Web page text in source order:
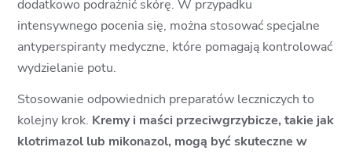
dodatkowo podrażnić skórę. W przypadku
intensywnego pocenia się, można stosować specjalne
antyperspiranty medyczne, które pomagają kontrolować
wydzielanie potu.
Stosowanie odpowiednich preparatów leczniczych to
kolejny krok. Kremy i maści przeciwgrzybicze, takie jak
klotrimazol lub mikonazol, mogą być skuteczne w